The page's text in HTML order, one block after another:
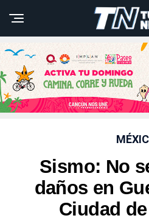
Sismo: No
daños en
Ciudad